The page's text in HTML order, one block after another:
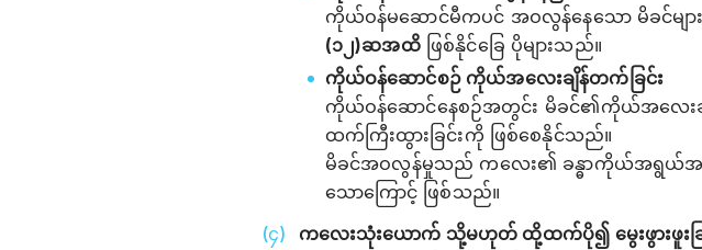
ကိုယ်ဝန်မဆောင်မီကပင် အဝလွန်နေသော မိခင်မျ
(၁၂)ဆအထိဖြစ်နိုင်ခြေ ပိုများသည်။
ကိုယ်ဝန်ဆောင်စဉ် ကိုယ်အလေးချိန်တက်ခြင်း
ကိုယ်ဝန်ဆောင်နေစဉ်အတွင်း မိခင်၏ကိုယ်အလေး
ထက်ကြီးထွားခြင်းကို ဖြစ်စေနိုင်သည်။
မိခင်အဝလွန်မှုသည် ကလေး၏ ခန္ဓာကိုယ်အရွယ်အစာ
သောကြောင့် ဖြစ်သည်။
ကလေးသုံးယောက် သို့မဟုတ် ထို့ထက်ပို၍ မွေးဖွားဖူးခြ